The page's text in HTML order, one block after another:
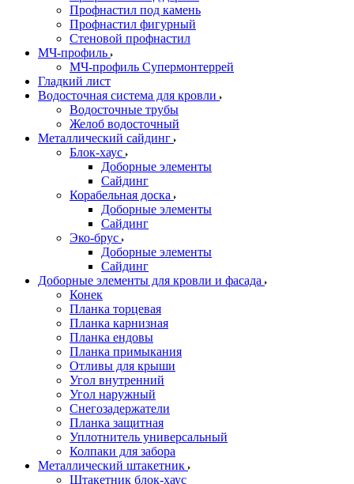
Профнастил под камень
Профнастил фигурный
Стеновой профнастил
МЧ-профиль
МЧ-профиль Супермонтеррей
Гладкий лист
Водосточная система для кровли
Водосточные трубы
Желоб водосточный
Металлический сайдинг
Блок-хаус
Доборные элементы
Сайдинг
Корабельная доска
Доборные элементы
Сайдинг
Эко-брус
Доборные элементы
Сайдинг
Доборные элементы для кровли и фасада
Конек
Планка торцевая
Планка карнизная
Планка ендовы
Планка примыкания
Отливы для крыши
Угол внутренний
Угол наружный
Снегозадержатели
Планка защитная
Уплотнитель универсальный
Колпаки для забора
Металлический штакетник
Штакетник блок-хаус